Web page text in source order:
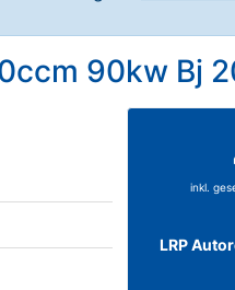
90kw Bj
inkl.
LRP